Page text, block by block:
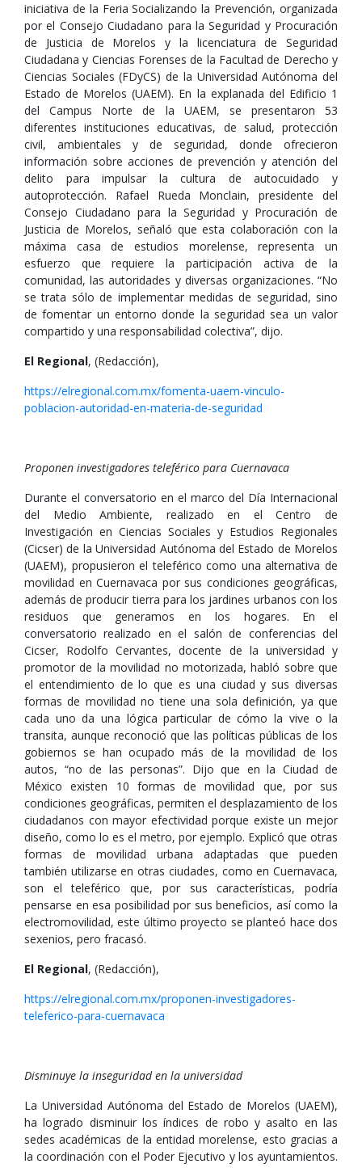
iniciativa de la Feria Socializando la Prevención, organizada
por el Consejo Ciudadano para la Seguridad y Procuración
de Justicia de Morelos y la licenciatura de Seguridad
Ciudadana y Ciencias Forenses de la Facultad de Derecho y
Ciencias Sociales (FDyCS) de la Universidad Autónoma del
Estado de Morelos (UAEM). En la explanada del Edificio 1
del Campus Norte de la UAEM, se presentaron 53
diferentes instituciones educativas, de salud, protección
civil, ambientales y de seguridad, donde ofrecieron
información sobre acciones de prevención y atención del
delito para impulsar la cultura de autocuidado y
autoprotección. Rafael Rueda Monclain, presidente del
Consejo Ciudadano para la Seguridad y Procuración de
Justicia de Morelos, señaló que esta colaboración con la
máxima casa de estudios morelense, representa un
esfuerzo que requiere la participación activa de la
comunidad, las autoridades y diversas organizaciones. “No
se trata sólo de implementar medidas de seguridad, sino
de fomentar un entorno donde la seguridad sea un valor
compartido y una responsabilidad colectiva”, dijo.
El Regional, (Redacción),
https://elregional.com.mx/fomenta-uaem-vinculo-
poblacion-autoridad-en-materia-de-seguridad
Proponen investigadores teleférico para Cuernavaca
Durante el conversatorio en el marco del Día Internacional
del Medio Ambiente, realizado en el Centro de
Investigación en Ciencias Sociales y Estudios Regionales
(Cicser) de la Universidad Autónoma del Estado de Morelos
(UAEM), propusieron el teleférico como una alternativa de
movilidad en Cuernavaca por sus condiciones geográficas,
además de producir tierra para los jardines urbanos con los
residuos que generamos en los hogares. En el
conversatorio realizado en el salón de conferencias del
Cicser, Rodolfo Cervantes, docente de la universidad y
promotor de la movilidad no motorizada, habló sobre que
el entendimiento de lo que es una ciudad y sus diversas
formas de movilidad no tiene una sola definición, ya que
cada uno da una lógica particular de cómo la vive o la
transita, aunque reconoció que las políticas públicas de los
gobiernos se han ocupado más de la movilidad de los
autos, “no de las personas”. Dijo que en la Ciudad de
México existen 10 formas de movilidad que, por sus
condiciones geográficas, permiten el desplazamiento de los
ciudadanos con mayor efectividad porque existe un mejor
diseño, como lo es el metro, por ejemplo. Explicó que otras
formas de movilidad urbana adaptadas que pueden
también utilizarse en otras ciudades, como en Cuernavaca,
son el teleférico que, por sus características, podría
pensarse en esa posibilidad por sus beneficios, así como la
electromovilidad, este último proyecto se planteó hace dos
sexenios, pero fracasó.
El Regional, (Redacción),
https://elregional.com.mx/proponen-investigadores-
teleferico-para-cuernavaca
Disminuye la inseguridad en la universidad
La Universidad Autónoma del Estado de Morelos (UAEM),
ha logrado disminuir los índices de robo y asalto en las
sedes académicas de la entidad morelense, esto gracias a
la coordinación con el Poder Ejecutivo y los ayuntamientos.